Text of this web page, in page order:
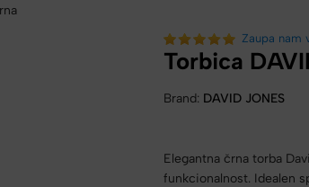
Zaupa
Torbica
Brand: DAVID JONES
Elegantna črna torba
funkcionalnost. Idealen